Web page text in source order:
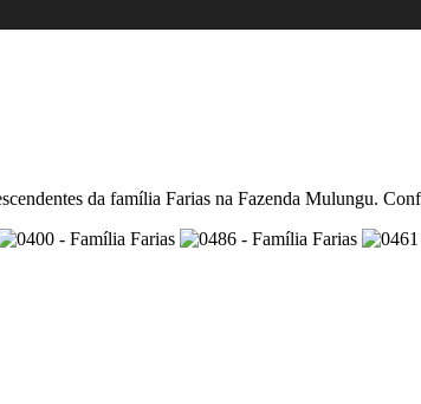
da família Farias na Fazenda Mulungu.